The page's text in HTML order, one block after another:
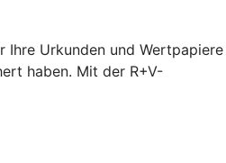
Ihre Urkunden und Wertpapiere
haben. Mit der R+V-